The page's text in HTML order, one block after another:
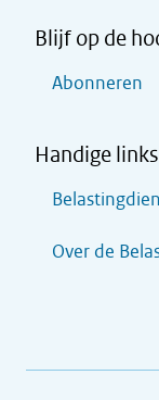
Blijf op de
Abonneren
Handige links
Over de